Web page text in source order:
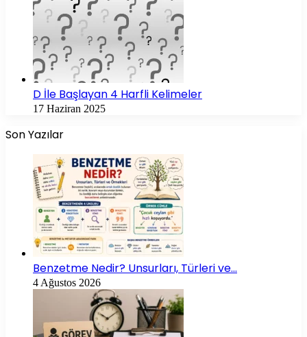
D İle Başlayan 4 Harfli Kelimeler
17 Haziran 2025
Son Yazılar
Benzetme Nedir? Unsurları, Türleri ve…
4 Ağustos 2026